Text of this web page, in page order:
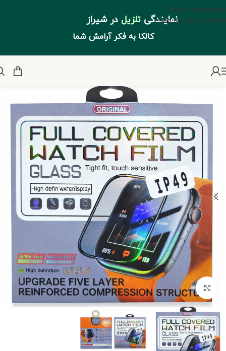
Skip to navigation
Skip to main content
نمایندگی تلزیل در شیراز
کالکا به فکر آرامش شما
برای بزرگنمایی کلیک کنید